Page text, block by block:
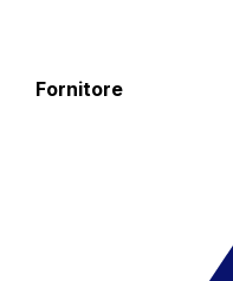
Fornitore